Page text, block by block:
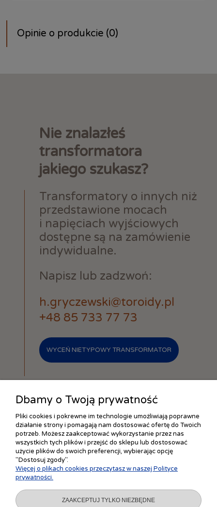
Opinie o produkcie (0)
Nie znalazłeś
transformatora
jakiego szukasz?
Transformatory o innych niż
przedstawione mocach
i napięciach wyjściowych
dostępne są na zamówienie
indywidualne.
Napisz lub zadzwoń:
h.gryczewski@toroidy.pl
+48 85 733 77 73
WYCEŃ NIETYPOWY TRANSFORMATOR
ZAKUPY
MOJE KONTO
Dbamy o Twoją prywatność
Pliki cookies i pokrewne im technologie umożliwiają poprawne
działanie strony i pomagają nam dostosować ofertę do Twoich
potrzeb. Możesz zaakceptować wykorzystanie przez nas
wszystkich tych plików i przejść do sklepu lub dostosować
użycie plików do swoich preferencji, wybierając opcję
"Dostosuj zgody".
Więcej o plikach cookies przeczytasz w naszej Polityce
prywatności.
ZAAKCEPTUJ TYLKO NIEZBĘDNE